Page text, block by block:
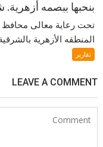
بنحبها ببصمه أزهرية.
تحت رعاية معالى محافظ
المنطقه الأزهرية
تقارير
LEAVE A COMMENT